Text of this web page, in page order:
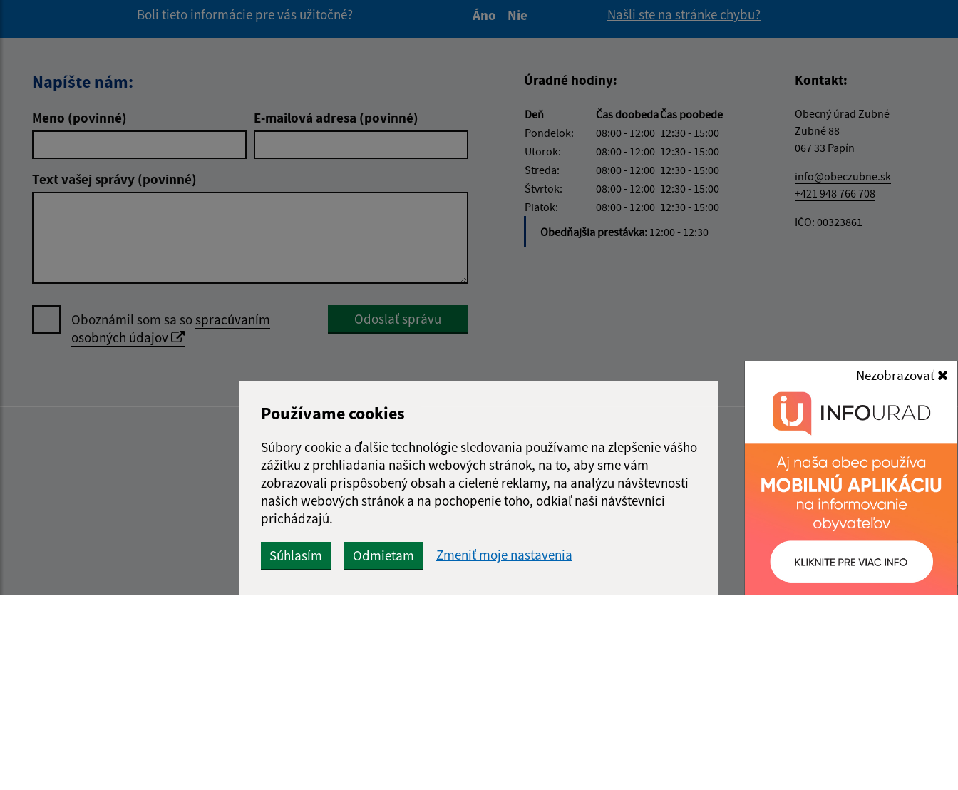
Používame cookies
Súbory cookie a ďalšie technológie sledovania používame na zlepšenie vášho
zážitku z prehliadania našich webových stránok, na to, aby sme vám
zobrazovali prispôsobený obsah a cielené reklamy, na analýzu návštevnosti
našich webových stránok a na pochopenie toho, odkiaľ naši návštevníci
prichádzajú.
Súhlasím Odmietam Zmeniť moje nastavenia
Nezobrazovať
Boli tieto informácie pre vás užitočné?
Áno
Nie
Našli ste na stránke chybu?
Napíšte nám:
Meno (povinné) E-mailová adresa (povinné)
Text vašej správy (povinné)
Oboznámil som sa sospracúvaním
osobných údajov
Odoslať správu
Úradné hodiny:
Deň Čas doobedaČas poobede
Pondelok:
08:00 - 12:00 12:30 - 15:00
Utorok:
08:00 - 12:00 12:30 - 15:00
Streda:
08:00 - 12:00 12:30 - 15:00
Štvrtok:
08:00 - 12:00 12:30 - 15:00
Piatok:
08:00 - 12:00 12:30 - 15:00
Obedňajšia prestávka: 12:00 - 12:30
Kontakt:
Obecný úrad Zubné
Zubné 88
067 33 Papín
info@obeczubne.sk
+421 948 766 708
IČO: 00323861